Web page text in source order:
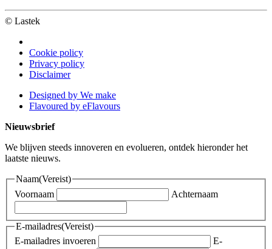
© Lastek
Cookie policy
Privacy policy
Disclaimer
Designed by We make
Flavoured by eFlavours
Nieuwsbrief
We blijven steeds innoveren en evolueren, ontdek hieronder het
laatste nieuws.
Naam(Vereist)
Voornaam
Achternaam
E-mailadres(Vereist)
E-mailadres invoeren
E-